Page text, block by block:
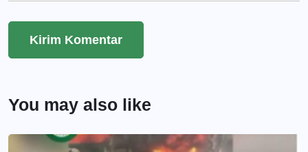
You may also like